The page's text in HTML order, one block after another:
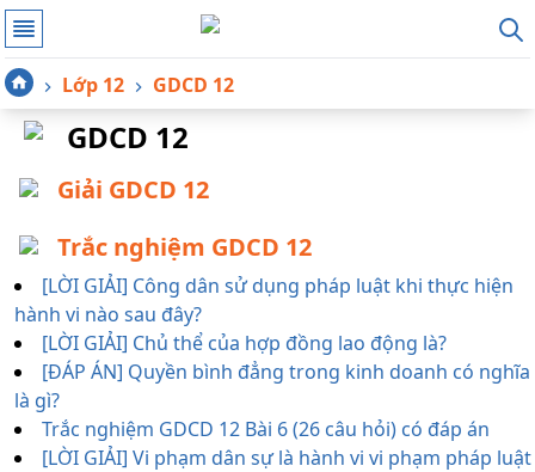
Lớp 12 GDCD 12
GDCD 12
Giải GDCD 12
Trắc nghiệm GDCD 12
[LỜI GIẢI] Công dân sử dụng pháp luật khi thực hiện
hành vi nào sau đây?
[LỜI GIẢI] Chủ thể của hợp đồng lao động là?
[ĐÁP ÁN] Quyền bình đẳng trong kinh doanh có nghĩa
là gì?
Trắc nghiệm GDCD 12 Bài 6 (26 câu hỏi) có đáp án
[LỜI GIẢI] Vi phạm dân sự là hành vi vi phạm pháp luật